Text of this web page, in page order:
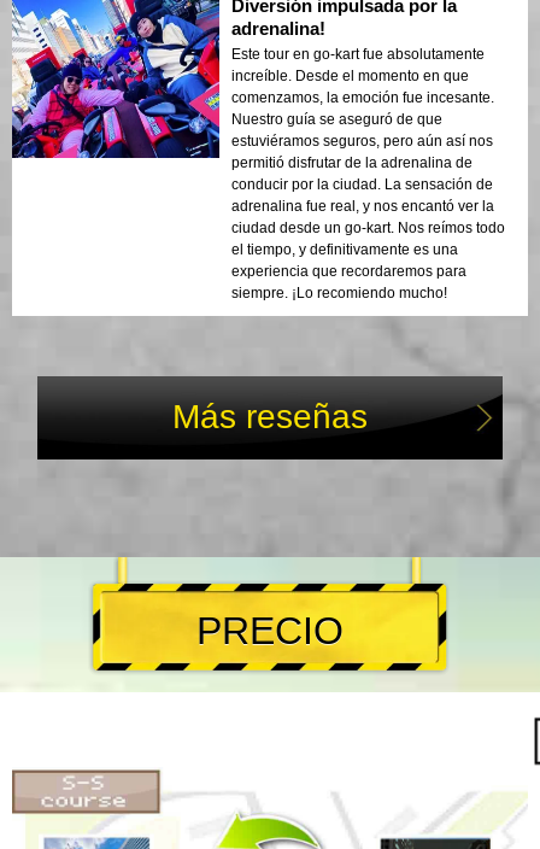
Diversión impulsada por la
adrenalina!
Este tour en go-kart fue absolutamente
increíble. Desde el momento en que
comenzamos, la emoción fue incesante.
Nuestro guía se aseguró de que
estuviéramos seguros, pero aún así nos
permitió disfrutar de la adrenalina de
conducir por la ciudad. La sensación de
adrenalina fue real, y nos encantó ver la
ciudad desde un go-kart. Nos reímos todo
el tiempo, y definitivamente es una
experiencia que recordaremos para
siempre. ¡Lo recomiendo mucho!
Más reseñas
PRECIO